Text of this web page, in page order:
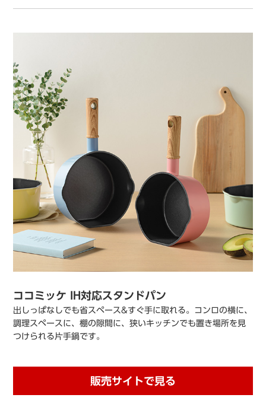
ココミッケ IH対応スタンドパン
出しっぱなしでも省スペース&すぐ手に取れる。コンロの横に、
調理スペースに、棚の隙間に、狭いキッチンでも置き場所を見
つけられる片手鍋です。
販売サイトで見る